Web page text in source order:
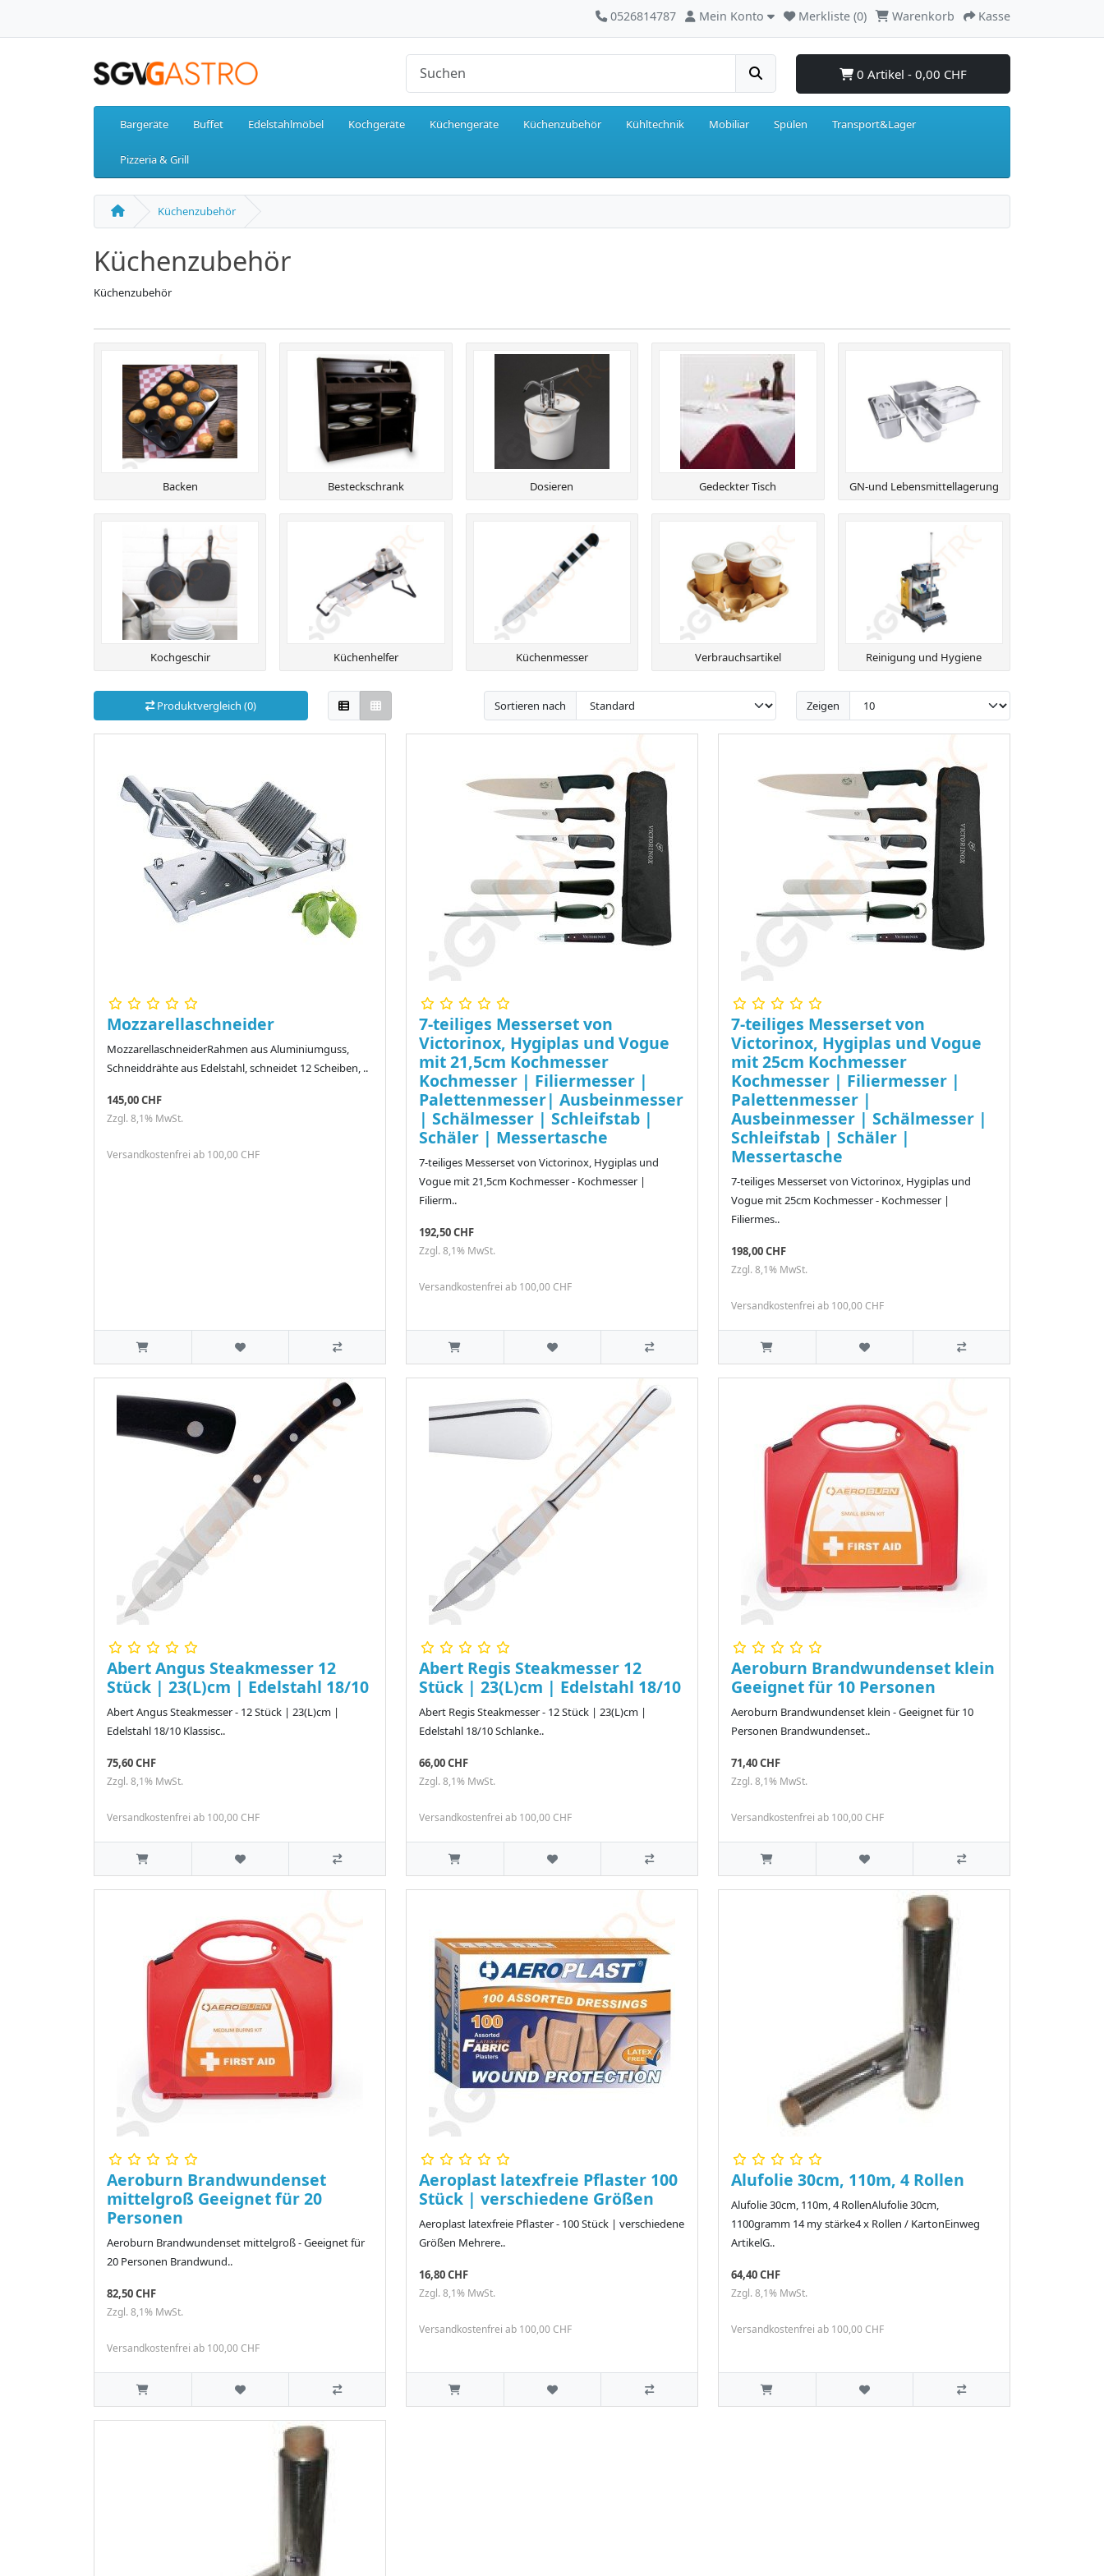
0526814787 Mein Konto Merkliste (0) Warenkorb Kasse
0 Artikel - 0,00 CHF
Bargeräte Buffet Edelstahlmöbel Kochgeräte Küchengeräte Küchenzubehör Kühltechnik Mobiliar Spülen Transport&Lager
Pizzeria & Grill
Küchenzubehör
Küchenzubehör
Küchenzubehör
Backen Besteckschrank Dosieren Gedeckter Tisch GN-und Lebensmittellagerung
Kochgeschir Küchenhelfer Küchenmesser Verbrauchsartikel Reinigung und Hygiene
Produktvergleich (0) Sortieren nach Zeigen
Mozzarellaschneider
MozzarellaschneiderRahmen aus Aluminiumguss,
Schneiddrähte aus Edelstahl, schneidet 12 Scheiben, ..
145,00 CHF
Zzgl. 8,1% MwSt.
Versandkostenfrei ab 100,00 CHF
7-teiliges Messerset von
Victorinox, Hygiplas und Vogue
mit 21,5cm Kochmesser
Kochmesser | Filiermesser |
Palettenmesser| Ausbeinmesser
| Schälmesser | Schleifstab |
Schäler | Messertasche
7-teiliges Messerset von Victorinox, Hygiplas und
Vogue mit 21,5cm Kochmesser - Kochmesser |
Filierm..
192,50 CHF
Zzgl. 8,1% MwSt.
Versandkostenfrei ab 100,00 CHF
7-teiliges Messerset von
Victorinox, Hygiplas und Vogue
mit 25cm Kochmesser
Kochmesser | Filiermesser |
Palettenmesser |
Ausbeinmesser | Schälmesser |
Schleifstab | Schäler |
Messertasche
7-teiliges Messerset von Victorinox, Hygiplas und
Vogue mit 25cm Kochmesser - Kochmesser |
Filiermes..
198,00 CHF
Zzgl. 8,1% MwSt.
Versandkostenfrei ab 100,00 CHF
Abert Angus Steakmesser 12
Stück | 23(L)cm | Edelstahl 18/10
Abert Angus Steakmesser - 12 Stück | 23(L)cm |
Edelstahl 18/10 Klassisc..
75,60 CHF
Zzgl. 8,1% MwSt.
Versandkostenfrei ab 100,00 CHF
Abert Regis Steakmesser 12
Stück | 23(L)cm | Edelstahl 18/10
Abert Regis Steakmesser - 12 Stück | 23(L)cm |
Edelstahl 18/10 Schlanke..
66,00 CHF
Zzgl. 8,1% MwSt.
Versandkostenfrei ab 100,00 CHF
Aeroburn Brandwundenset klein
Geeignet für 10 Personen
Aeroburn Brandwundenset klein - Geeignet für 10
Personen Brandwundenset..
71,40 CHF
Zzgl. 8,1% MwSt.
Versandkostenfrei ab 100,00 CHF
Aeroburn Brandwundenset
mittelgroß Geeignet für 20
Personen
Aeroburn Brandwundenset mittelgroß - Geeignet für
20 Personen Brandwund..
82,50 CHF
Zzgl. 8,1% MwSt.
Versandkostenfrei ab 100,00 CHF
Aeroplast latexfreie Pflaster 100
Stück | verschiedene Größen
Aeroplast latexfreie Pflaster - 100 Stück | verschiedene
Größen Mehrere..
16,80 CHF
Zzgl. 8,1% MwSt.
Versandkostenfrei ab 100,00 CHF
Alufolie 30cm, 110m, 4 Rollen
Alufolie 30cm, 110m, 4 RollenAlufolie 30cm,
1100gramm 14 my stärke4 x Rollen / KartonEinweg
ArtikelG..
64,40 CHF
Zzgl. 8,1% MwSt.
Versandkostenfrei ab 100,00 CHF